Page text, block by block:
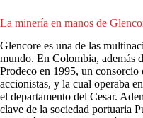
La minería en manos de
Glencore es una de las
mundo. En Colombia, además
Prodeco en 1995, un consorcio
accionistas, y la cual operaba
el departamento del Cesar.
clave de la sociedad portuaria